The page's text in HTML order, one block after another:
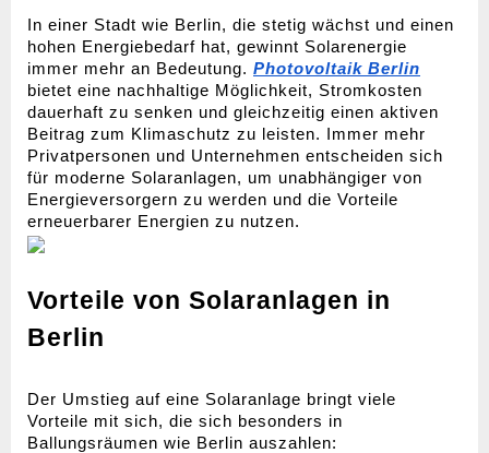
In einer Stadt wie Berlin, die stetig wächst und einen
hohen Energiebedarf hat, gewinnt Solarenergie
immer mehr an Bedeutung. Photovoltaik Berlin
bietet eine nachhaltige Möglichkeit, Stromkosten
dauerhaft zu senken und gleichzeitig einen aktiven
Beitrag zum Klimaschutz zu leisten. Immer mehr
Privatpersonen und Unternehmen entscheiden sich
für moderne Solaranlagen, um unabhängiger von
Energieversorgern zu werden und die Vorteile
erneuerbarer Energien zu nutzen.
Vorteile von Solaranlagen in
Berlin
Der Umstieg auf eine Solaranlage bringt viele
Vorteile mit sich, die sich besonders in
Ballungsräumen wie Berlin auszahlen: